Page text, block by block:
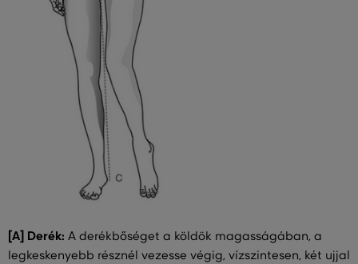
[A] Derék: A derékbőséget a köldök magasságában, a
legkeskenyebb résznél vezesse végig, vízszintesen, két ujjal